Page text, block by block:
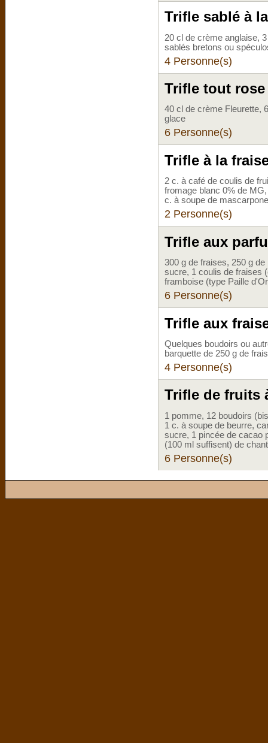
Trifle sablé à
20 cl de crème anglaise,
sablés bretons ou
4 Personne(s)
Trifle tout rose
40 cl de crème Fleurette,
glace
6 Personne(s)
Trifle à la
2 c. à café de coulis de
fromage blanc 0% de
c. à soupe de mascarpone
2 Personne(s)
Trifle aux
300 g de fraises, 250 g
sucre, 1 coulis de fraises
framboise (type Paille
6 Personne(s)
Trifle aux
Quelques boudoirs ou
barquette de 250 g de
4 Personne(s)
Trifle de fruits
1 pomme, 12 boudoirs
1 c. à soupe de beurre,
sucre, 1 pincée de cacao
(100 ml suffisent) de
6 Personne(s)